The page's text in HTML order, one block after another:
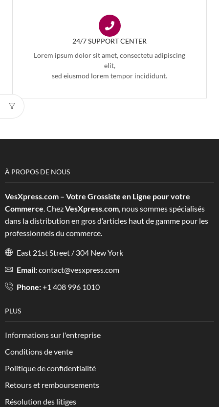
24/7 SUPPORT CENTER
Lorem ipsum dolor sit amet, consectetu adipiscing
elit,
sed eiusmod lorem tempor incididunt.
À PROPOS DE NOUS
VesXpress.com – Votre Grossiste en Ligne pour votre
Commerce. ChezVesXpress.com, nous sommes spécialisés
dans la distribution en gros d’articles haut de gamme pour les
professionnels du commerce.
East 21st Street / 304 New York
Email:contact@vesxpress.com
Phone:+1 408 996 1010
PLUS
Informations sur l'entreprise
Conditions de vente
Politique de confidentialité
Retours et remboursements
Résolution des litiges